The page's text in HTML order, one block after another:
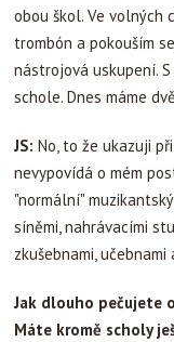
obou škol. Ve volných
trombón a pokouším
nástrojová uskupení.
schole. Dnes máme
JS: No, to že ukazuji
nevypovídá o mém
"normální"
síněmi, nahrávacími
zkušebnami,
Jak dlouho pečujete
Máte kromě scholy